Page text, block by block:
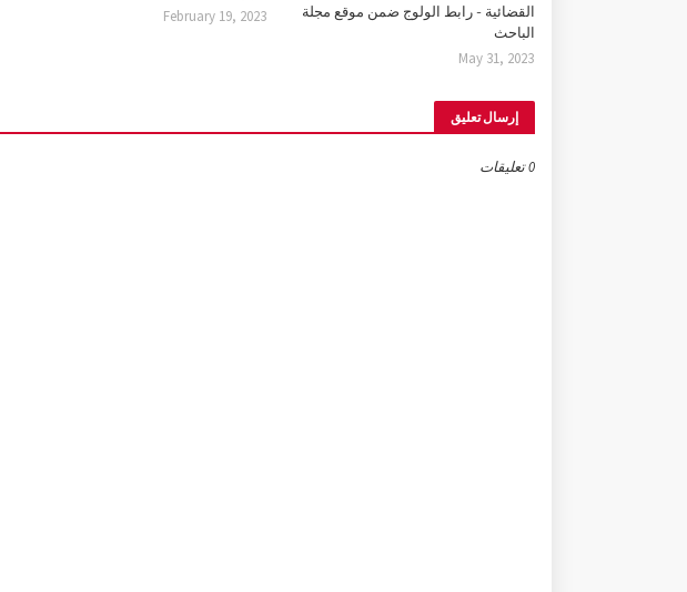
القضائية - رابط الولوج ضمن موقع مجلة
الباحث
May 31, 2023
February 19, 2023
إرسال تعليق
0 تعليقات